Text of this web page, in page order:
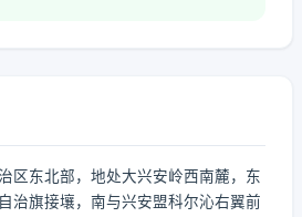
区东北部，地处大兴安岭西南麓，东
治旗接壤，南与兴安盟科尔沁右翼前